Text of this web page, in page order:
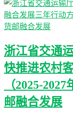
浙江省交通
快推进农村
（2025-
邮融合发展